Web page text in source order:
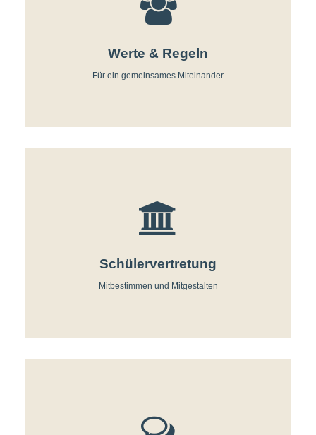
Werte & Regeln
Für ein gemeinsames Miteinander
Schülervertretung
Mitbestimmen und Mitgestalten